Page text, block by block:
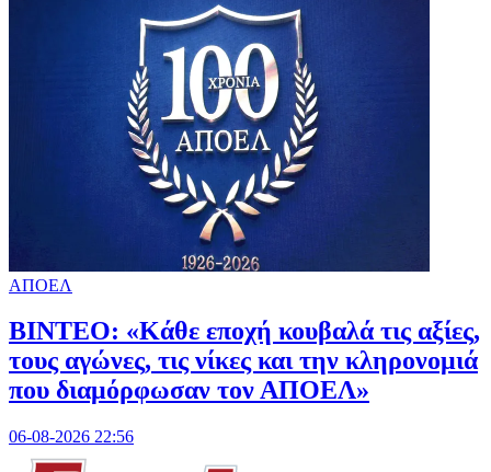
ΑΠΟΕΛ
ΒΙΝΤΕΟ: «Κάθε εποχή κουβαλά τις αξίες,
τους αγώνες, τις νίκες και την κληρονομιά
που διαμόρφωσαν τον ΑΠΟΕΛ»
06-08-2026 22:56